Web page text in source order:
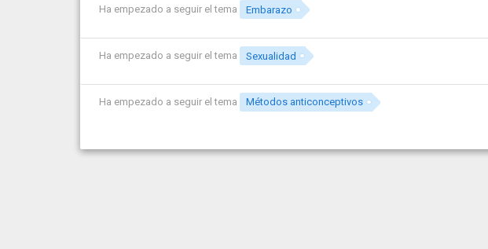
Ha empezado a seguir el tema Embarazo
Ha empezado a seguir el tema Sexualidad
Ha empezado a seguir el tema Métodos anticonceptivos